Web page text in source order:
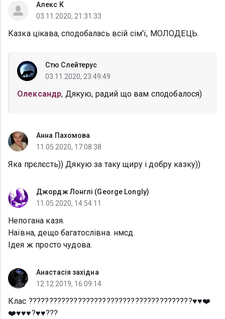
Алекс К
03.11.2020, 21:31:33
Казка цікава, сподобалась всій сім'ї, МОЛОДЕЦЬ.
Стю Слейтерус
03.11.2020, 23:49:49
Олександр, Дякую, радий що вам сподобалося)
Анна Пахомова
11.05.2020, 17:08:38
Яка прєлєсть)) Дякую за таку щиру і добру казку))
Джордж Лонглі (George Longly)
11.05.2020, 14:54:11
Непогана казя.
Наївна, дещо багатослівна. нмсд.
Ідея ж просто чудова.
Анастасія західна
12.12.2019, 16:09:14
Клас ????????????????????????????????????????♥️♥️❤️
❤️♥️♥️♥️?♥️♥️???